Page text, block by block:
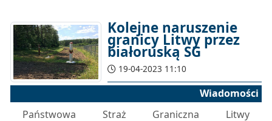
Kolejne naruszenie
granicy Litwy przez
białoruską SG
19-04-2023 11:10
Wiadomości
Państwowa Straż Graniczna Litwy